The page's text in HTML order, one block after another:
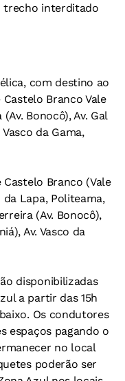
trecho interditado
com destino ao
Branco Vale
Bonocô), Av. Gal
da Gama,
Castelo Branco (Vale
Lapa, Politeama,
(Av. Bonocô),
Av. Vasco da
disponibilizadas
a partir das 15h
Os condutores
espaços pagando o
no local
poderão ser